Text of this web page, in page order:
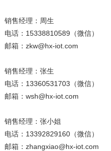
销售经理：周生
电话 ：15338810589 （微信）
邮箱：zkw@hx-iot.com
销售经理：张生
电话 ：13360531703 （微信）
邮箱：wsh@hx-iot.com
销售经理：张小姐
电话 ：13392829160 （微信）
邮箱：zhangxiao@hx-iot.com